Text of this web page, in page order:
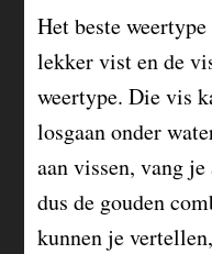
Het beste
lekker vist en de
weertype. Die vis
losgaan onder
aan vissen, vang
dus de gouden
kunnen je